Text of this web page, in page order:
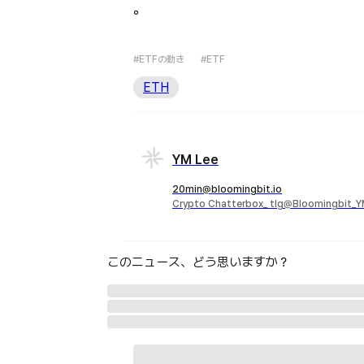
。
#ETFの動き #ETF
ETH
YM Lee
20min@bloomingbit.io
Crypto Chatterbox_
このニュース、どう思いますか？